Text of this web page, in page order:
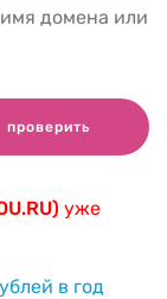
домена или
проверить
уже
в год